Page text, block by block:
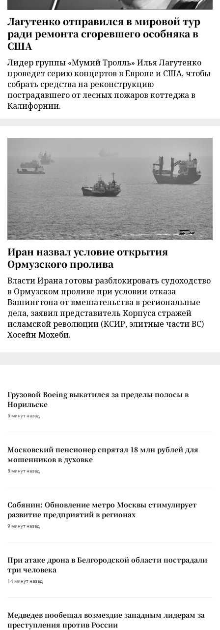
Лагутенко отправился в мировой тур
ради ремонта сгоревшего особняка в
США
Лидер группы «Мумий Тролль» Илья Лагутенко
проведет серию концертов в Европе и США, чтобы
собрать средства на реконструкцию
пострадавшего от лесных пожаров коттеджа в
Калифорнии.
Иран назвал условие открытия
Ормузского пролива
Власти Ирана готовы разблокировать судоходство
в Ормузском проливе при условии отказа
Вашингтона от вмешательства в региональные
дела, заявил представитель Корпуса стражей
исламской революции (КСИР, элитные части ВС)
Хосейн Мохеби.
Грузовой Boeing выкатился за пределы полосы в
Норильске
5 минут назад
Московский пенсионер спрятал 18 млн рублей для
мошенников в духовке
5 минут назад
Собянин: Обновление метро Москвы стимулирует
развитие предприятий в регионах
9 минут назад
При атаке дрона в Белгородской области пострадали
три человека
14 минут назад
Медведев пообещал возмездие западным лидерам за
преступления против России